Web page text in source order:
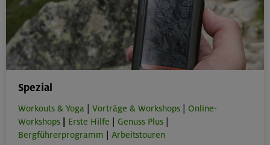
Spezial
Workouts & Yoga Vorträge & Workshops
Online-
Workshops
Erste Hilfe Genuss Plus
Bergführerprogramm
Arbeitstouren